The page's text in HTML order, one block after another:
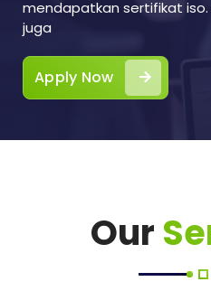
mendapatkan sertifikat
juga
Apply Now
Our